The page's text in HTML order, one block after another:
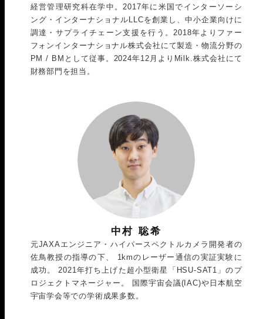
経営管理研究科在学中。2017年に米国でインターソーシ
ング・インターナショナルLLCを創業し、中小企業向けに
調達・サプライチェーン支援を行う。2018年よりファー
フォンインターナショナル株式会社にて製造・物流分野の
PM / BMとして従事。2024年12月よりMilk.株式会社にて
財務部門を担当。
中村 聡希
元JAXAエンジニア・ハイパースペクトルカメラ開発者の
佐鳥教授の指導の下、 1kmのレーザー通信の実証実験に
成功。 2021年打ち上げた超小型衛星「HSU-SAT1」のプ
ロジェクトマネージャー。 国際宇宙会議(IAC)や日本航空
宇宙学会等での学術成果多数。